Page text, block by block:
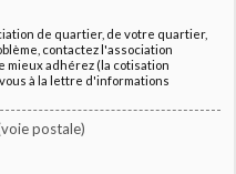
de quartier, de votre quartier,
contactez l'association
mieux adhérez (la cotisation
à la lettre d'informations
postale)